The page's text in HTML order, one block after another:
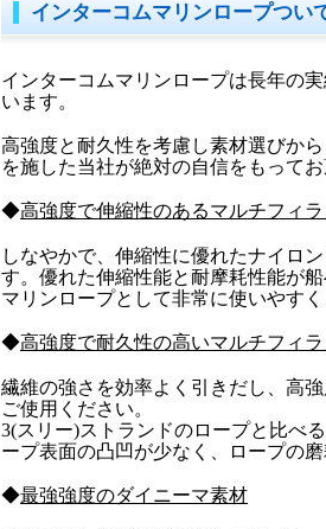
インターコムマリンロープつい
インターコムマリンロープは長年の
います。
高強度と耐久性を考慮し素材選びか
を施した当社が絶対の自信をもって
◆高強度で伸縮性のあるマルチフィ
しなやかで、伸縮性に優れたナイロ
す。優れた伸縮性能と耐摩耗性能が船
マリンロープとして非常に使いやす
◆高強度で耐久性の高いマルチフィ
繊維の強さを効率よく引きだし、高
ご使用ください。
3(スリー)ストランドのロープと比べ
ープ表面の凸凹が少なく、ロープの磨
◆最強強度のダイニーマ素材